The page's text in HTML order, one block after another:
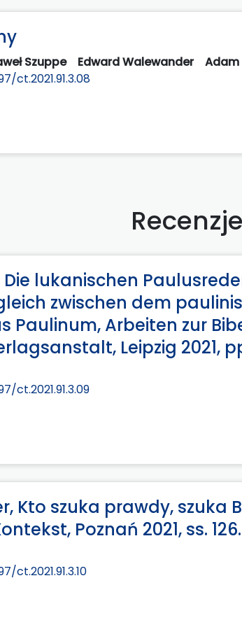
Szuppe Edward Walewander Adam
ct.2021.91.3.08
Recenzje
Die lukanischen
zwischen dem
Paulinum, Arbeiten zur
Leipzig 2021,
ct.2021.91.3.09
Kto szuka prawdy, szuka
Poznań 2021, ss. 126.
ct.2021.91.3.10